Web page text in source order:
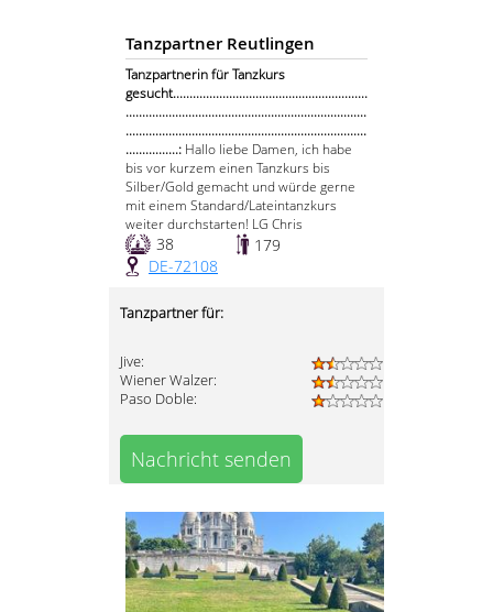
Tanzpartner Reutlingen
Tanzpartnerin für Tanzkurs
gesucht...........................................................
.........................................................................
.........................................................................
................: Hallo liebe Damen, ich habe
bis vor kurzem einen Tanzkurs bis
Silber/Gold gemacht und würde gerne
mit einem Standard/Lateintanzkurs
weiter durchstarten! LG Chris
38
179
DE-72108
Tanzpartner für:
Jive:
Wiener Walzer:
Paso Doble:
Nachricht senden